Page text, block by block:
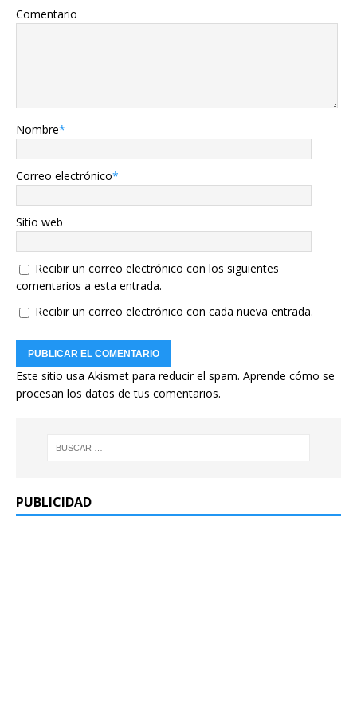
Comentario
Nombre*
Correo electrónico*
Sitio web
Recibir un correo electrónico con los siguientes
comentarios a esta entrada.
Recibir un correo electrónico con cada nueva entrada.
Este sitio usa Akismet para reducir el spam. Aprende cómo se
procesan los datos de tus comentarios.
PUBLICIDAD